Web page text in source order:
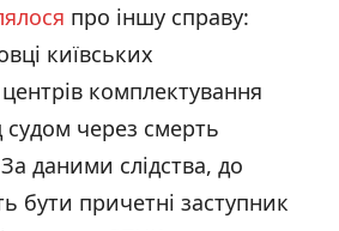
про іншу справу:
київських
комплектування
судом через смерть
даними слідства, до
бути причетні заступник